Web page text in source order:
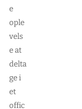
e
ople
vels
e at
delta
ge i
et
offic